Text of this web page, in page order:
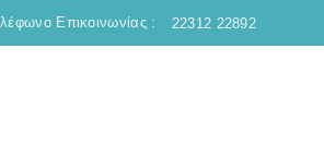
Επικοινωνίας : 22312 22892